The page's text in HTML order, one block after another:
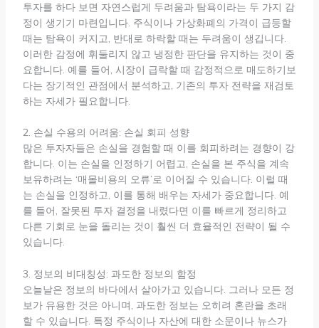
투자를 하다 보면 자연스럽게 두려움과 탐욕이라는 두 가지 감
정이 생기기 마련입니다. 주식이나 가상화폐의 가격이 급등할
때는 탐욕이 커지고, 반대로 하락할 때는 두려움이 생깁니다.
이러한 감정에 휘둘리지 않고 냉정한 판단을 유지하는 것이 중
요합니다. 예를 들어, 시장이 급락할 때 감정적으로 매도하기보
다는 장기적인 관점에서 분석하고, 기존의 투자 전략을 재검토
하는 자세가 필요합니다.
2. 손실 수용의 어려움: 손실 회피 성향
많은 투자자들은 손실을 경험할 때 이를 회피하려는 경향이 강
합니다. 이는 손실을 인정하기 어렵고, 손실을 본 주식을 계속
보유하려는 ‘매몰비용의 오류’로 이어질 수 있습니다. 이럴 때
는 손실을 인정하고, 이를 통해 배우는 자세가 중요합니다. 예
를 들어, 잘못된 투자 결정을 내렸다면 이를 빠르게 정리하고
다른 기회로 눈을 돌리는 것이 훨씬 더 효율적인 전략이 될 수
있습니다.
3. 정보의 비대칭성: 과도한 정보의 함정
오늘날은 정보의 바다에서 살아가고 있습니다. 그러나 모든 정
보가 유용한 것은 아니며, 과도한 정보는 오히려 혼란을 초래
할 수 있습니다. 특정 주식이나 자산에 대한 소문이나 뉴스가